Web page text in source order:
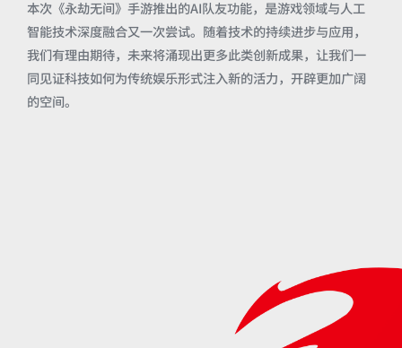
本次《永劫无间》手游推出的AI队友功能，是游戏领域与人工
智能技术深度融合又一次尝试。随着技术的持续进步与应用，
我们有理由期待，未来将涌现出更多此类创新成果，让我们一
同见证科技如何为传统娱乐形式注入新的活力，开辟更加广阔
的空间。